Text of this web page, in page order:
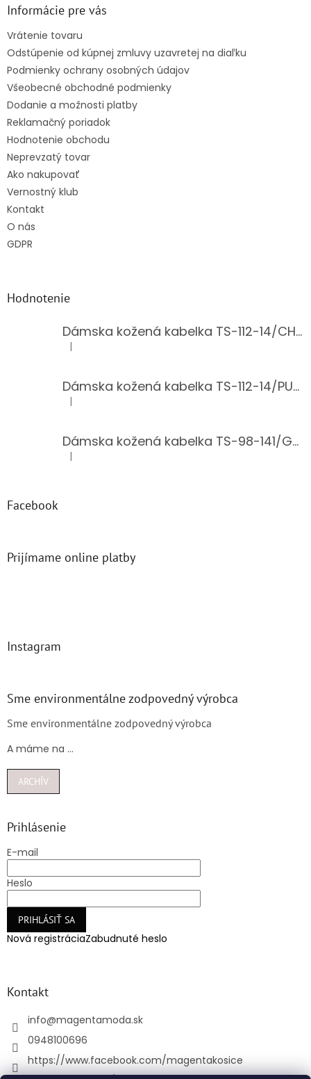
Informácie pre vás
Vrátenie tovaru
Odstúpenie od kúpnej zmluvy uzavretej na diaľku
Podmienky ochrany osobných údajov
Všeobecné obchodné podmienky
Dodanie a možnosti platby
Reklamačný poriadok
Hodnotenie obchodu
Neprevzatý tovar
Ako nakupovať
Vernostný klub
Kontakt
O nás
GDPR
Hodnotenie
Dámska kožená kabelka TS-112-14/CHOCO
Hodnotenie produktu je 5 z 5 hviezdičiek.
|
Dámska kožená kabelka TS-112-14/PUDER
Hodnotenie produktu je 5 z 5 hviezdičiek.
|
Dámska kožená kabelka TS-98-141/GOLD
Hodnotenie produktu je 5 z 5 hviezdičiek.
|
Facebook
Prijímame online platby
Instagram
Sme environmentálne zodpovedný výrobca
Sme environmentálne zodpovedný výrobca
A máme na ...
ARCHÍV
Prihlásenie
E-mail
Heslo
PRIHLÁSIŤ SA
Nová registráciaZabudnuté heslo
Kontakt
info@magentamoda.sk
0948100696
https://www.facebook.com/magentakosice